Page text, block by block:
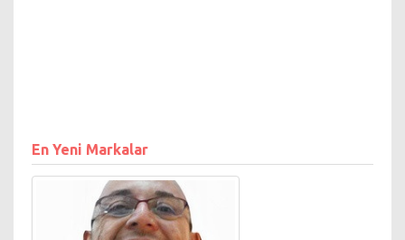
En Yeni Markalar